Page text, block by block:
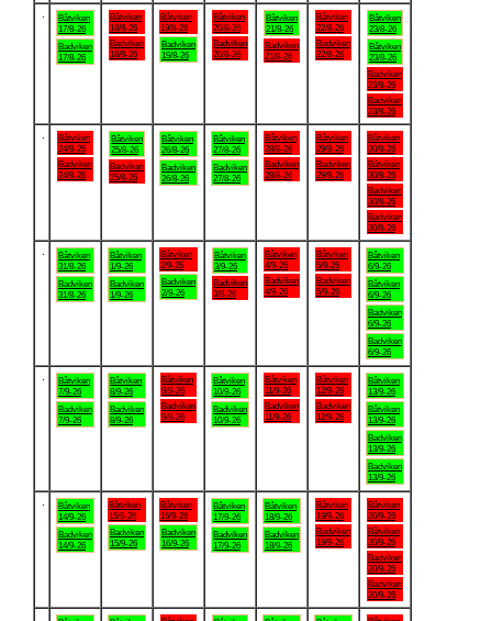
Båtviken
17/8-26
Badviken
17/8-26
Båtviken
18/8-26
Badviken
18/8-26
Båtviken
19/8-26
Badviken
19/8-26
Båtviken
20/8-26
Badviken
20/8-26
Båtviken
21/8-26
Badviken
21/8-26
Båtviken
22/8-26
Badviken
22/8-26
Båtviken
23/8-26
Båtviken
23/8-26
Badviken
23/8-26
Badviken
23/8-26
Båtviken
24/8-26
Badviken
24/8-26
Båtviken
25/8-26
Badviken
25/8-26
Båtviken
26/8-26
Badviken
26/8-26
Båtviken
27/8-26
Badviken
27/8-26
Båtviken
28/8-26
Badviken
28/8-26
Båtviken
29/8-26
Badviken
29/8-26
Båtviken
30/8-26
Båtviken
30/8-26
Badviken
30/8-26
Badviken
30/8-26
Båtviken
31/8-26
Badviken
31/8-26
Båtviken
1/9-26
Badviken
1/9-26
Båtviken
2/9-26
Badviken
2/9-26
Båtviken
3/9-26
Badviken
3/9-26
Båtviken
4/9-26
Badviken
4/9-26
Båtviken
5/9-26
Badviken
5/9-26
Båtviken
6/9-26
Båtviken
6/9-26
Badviken
6/9-26
Badviken
6/9-26
Båtviken
7/9-26
Badviken
7/9-26
Båtviken
8/9-26
Badviken
8/9-26
Båtviken
9/9-26
Badviken
9/9-26
Båtviken
10/9-26
Badviken
10/9-26
Båtviken
11/9-26
Badviken
11/9-26
Båtviken
12/9-26
Badviken
12/9-26
Båtviken
13/9-26
Båtviken
13/9-26
Badviken
13/9-26
Badviken
13/9-26
Båtviken
14/9-26
Badviken
14/9-26
Båtviken
15/9-26
Badviken
15/9-26
Båtviken
16/9-26
Badviken
16/9-26
Båtviken
17/9-26
Badviken
17/9-26
Båtviken
18/9-26
Badviken
18/9-26
Båtviken
19/9-26
Badviken
19/9-26
Båtviken
20/9-26
Båtviken
20/9-26
Badviken
20/9-26
Badviken
20/9-26